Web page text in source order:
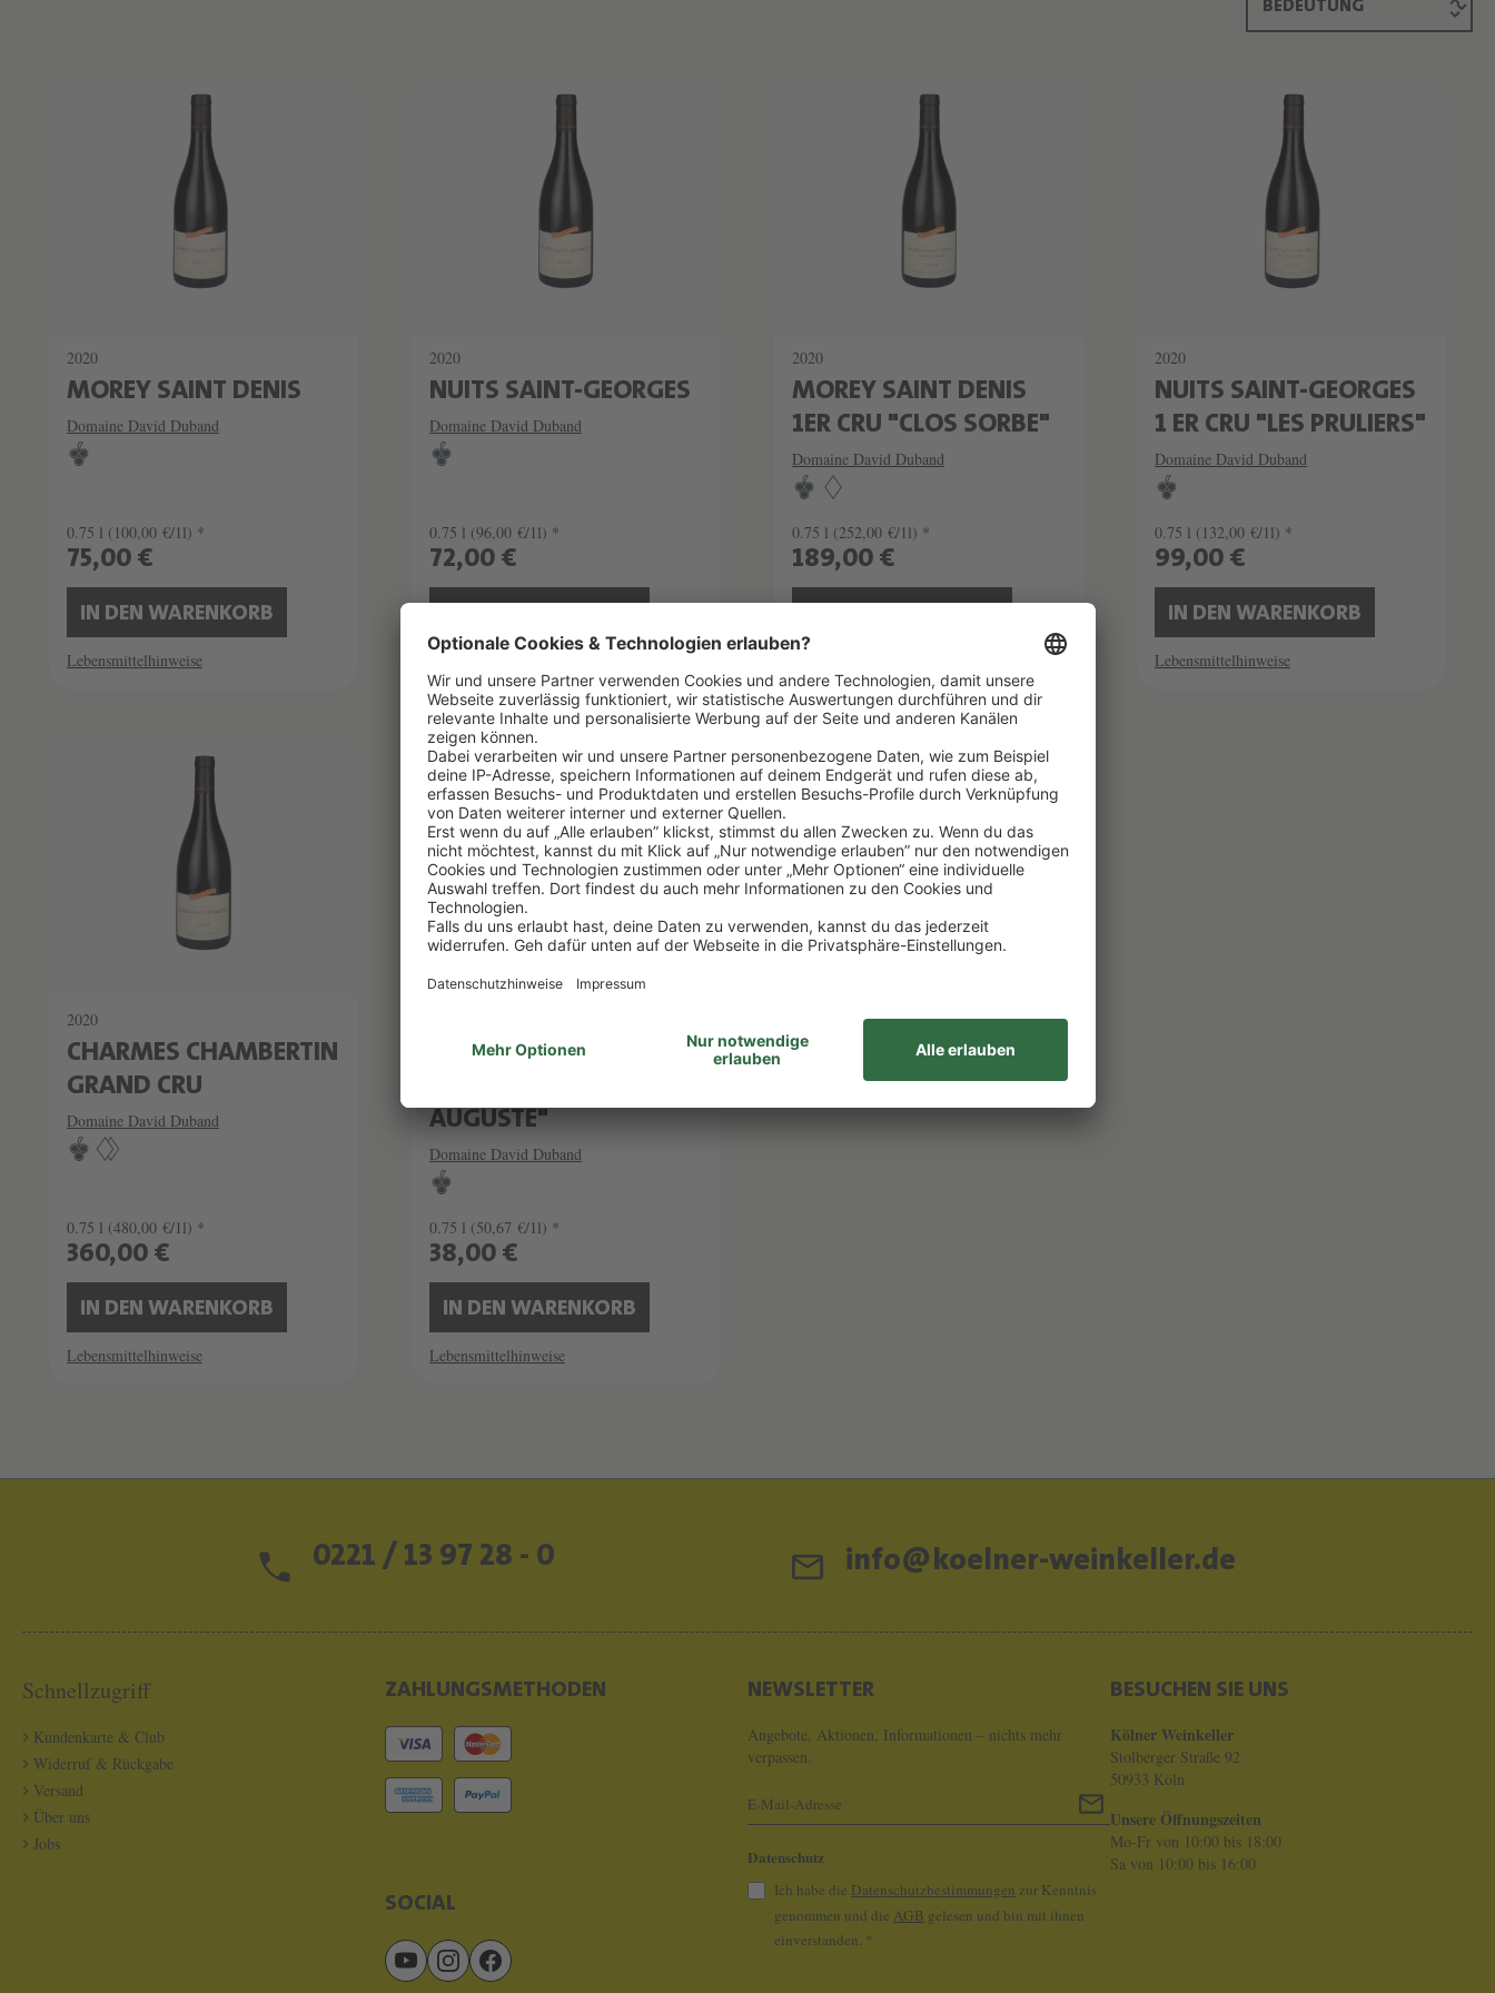
2020
MOREY SAINT DENIS
Domaine David Duband
0.75 l (100,00 €/1l) *
75,00 €
IN DEN WARENKORB
Lebensmittelhinweise
2020
NUITS SAINT-GEORGES
Domaine David Duband
0.75 l (96,00 €/1l) *
72,00 €
Lebensmittelhinweise
SCHATZKAMMER
2020
MOREY SAINT DENIS
1ER CRU "CLOS SORBE"
Domaine David Duband
0.75 l (252,00 €/1l) *
189,00 €
2020
NUITS SAINT-GEORGES
1 ER CRU "LES PRULIERS"
Domaine David Duband
0.75 l (132,00 €/1l) *
99,00 €
IN DEN WARENKORB
Lebensmittelhinweise
SCHATZKAMMER
2020
CHARMES CHAMBERTIN
GRAND CRU
Domaine David Duband
0.75 l (480,00 €/1l) *
360,00 €
IN DEN WARENKORB
Lebensmittelhinweise
BOURGOGNE HAUTES
AUGUSTE"
Domaine David Duband
0.75 l (50,67 €/1l) *
38,00 €
IN DEN WARENKORB
Lebensmittelhinweise
0221 / 13 97 28 - 0 info@koelner-weinkeller.de
Schnellzugriff
Kundenkarte & Club
Widerruf & Rückgabe
Versand
Über uns
Jobs
ZAHLUNGSMETHODEN
SOCIAL
NEWSLETTER
Angebote, Aktionen, Informationen – nichts mehr
verpassen.
Datenschutz
Ich habe die Datenschutzbestimmungen zur Kenntnis
genommen und die AGB gelesen und bin mit ihnen
einverstanden. *
BESUCHEN SIE UNS
Kölner Weinkeller
Stolberger Straße 92
50933 Köln
Unsere Öffnungszeiten
Mo-Fr von 10:00 bis 18:00
Sa von 10:00 bis 16:00